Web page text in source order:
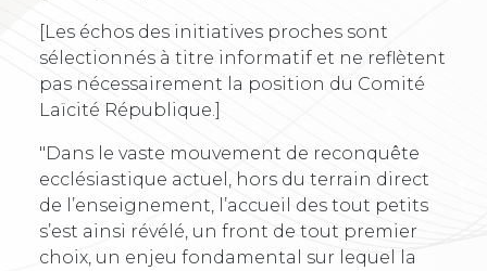
[Les échos des initiatives proches sont
sélectionnés à titre informatif et ne reflètent
pas nécessairement la position du Comité
Laïcité République.]
"Dans le vaste mouvement de reconquête
ecclésiastique actuel, hors du terrain direct
de l’enseignement, l’accueil des tout petits
s’est ainsi révélé, un front de tout premier
choix, un enjeu fondamental sur lequel la